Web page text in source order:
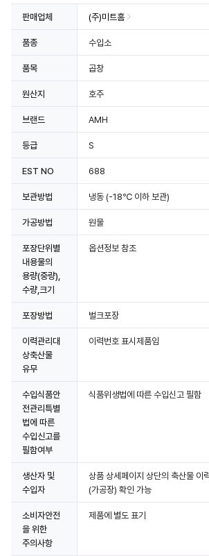
판매업체 (주)미트홈
품종 수입소
품목 곱창
원산지 호주
브랜드 AMH
등급 S
EST NO 688
보관방법 냉동 (-18℃ 이하 보관)
가공방법 원물
포장단위별
내용물의
용량(중량),
수량,크기
옵션정보 참조
포장방법 벌크포장
이력관리대
상축산물
유무
이력번호 표시제품임
수입식품안
전관리특별
법에 따른
수입신고를
필함여부
식품위생법에 따른 수입신고 필함
생산자 및
수입자
상품 상세페이지 상단의 축산물 이
(가공장) 확인 가능
소비자안전
을 위한
주의사항
제품에 별도 표기